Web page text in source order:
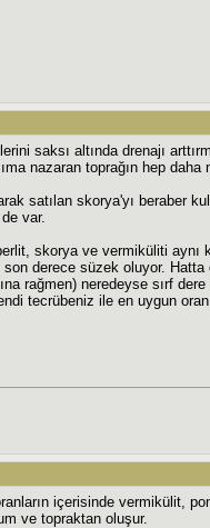
saksı altında drenajı
nazaran toprağın hep daha
satılan skorya'yı beraber
var.
skorya ve vermiküliti aynı
son derece süzek oluyor.
rağmen) neredeyse sırf
tecrübeniz ile en uygun
içerisinde vermikülit,
ve topraktan oluşur.